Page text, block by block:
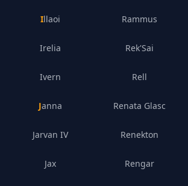
Illaoi
Irelia
Ivern
Janna
Jarvan IV
Jax
Rammus
Rek'Sai
Rell
Renata Glasc
Renekton
Rengar